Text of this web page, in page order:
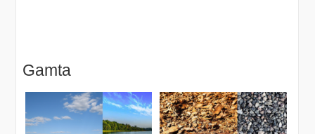
Gamta